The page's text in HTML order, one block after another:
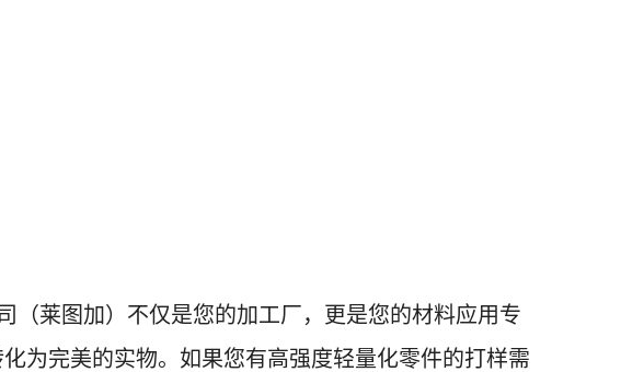
（莱图加） 不仅是您的加工厂，更是您的材料应用专
为完美的实物。如果您有高强度轻量化零件的打样需